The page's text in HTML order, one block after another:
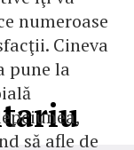
numeroase
Cineva
pune la
să afle de